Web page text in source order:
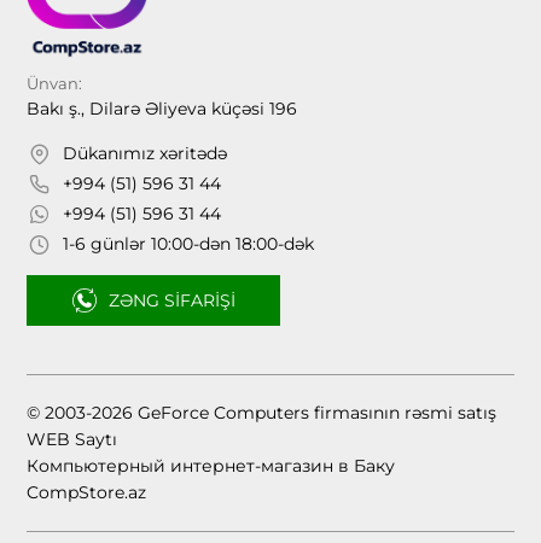
Ünvan:
Bakı ş., Dilarə Əliyeva küçəsi 196
Dükanımız xəritədə
+994 (51) 596 31 44
+994 (51) 596 31 44
1-6 günlər 10:00-dən 18:00-dək
ZƏNG SIFARIŞI
© 2003-2026 GeForce Computers firmasının rəsmi satış
WEB Saytı
Компьютерный интернет-магазин в Баку
CompStore.az